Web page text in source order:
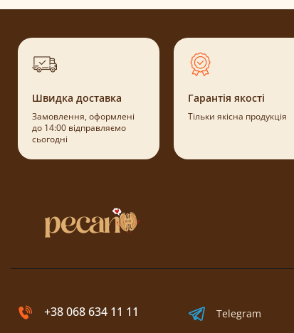
Швидка доставка
Замовлення, оформлені
до 14:00 відправляємо
сьогодні
Гарантія якості
Тільки якісна продукція
+38 068 634 11 11 Telegram